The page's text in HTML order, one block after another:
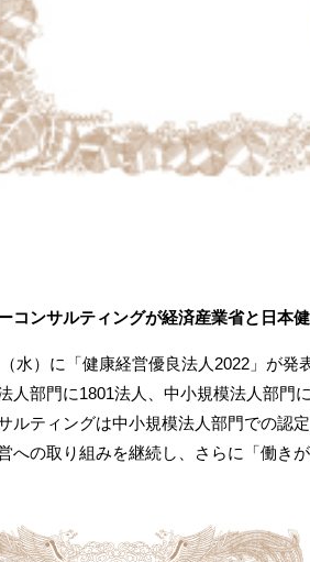
コンサルティングが経済産業省と日本
水）に「健康経営優良法人2022」が発
人部門に1801法人、中小規模法人部門
ルティングは中小規模法人部門での認定
への取り組みを継続し、さらに「働き